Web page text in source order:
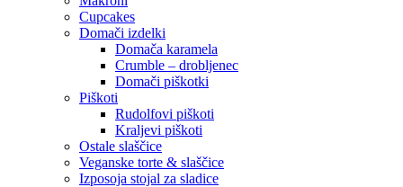
Cupcakes
Domači izdelki
Domača karamela
Crumble – drobljenec
Domači piškotki
Piškoti
Rudolfovi piškoti
Kraljevi piškoti
Ostale slaščice
Veganske torte & slaščice
Izposoja stojal za sladice